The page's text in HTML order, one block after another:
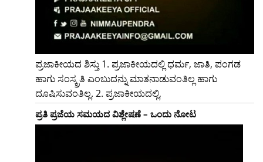
ಪ್ರಜಾಕೀಯದ ಶಿಸ್ತು 1. ಪ್ರಜಾಕೀಯದಲ್ಲಿ ಧರ್ಮ, ಜಾತಿ, ಪಂಗಡ
ಹಾಗು ಸಂಸ್ಕ್ರತಿ ಎಂಬುದನ್ನು ಮಾತನಾಡುವಂತಿಲ್ಲ ಹಾಗು
ದೂಷಿಸುವಂತಿಲ್ಲ. 2. ಪ್ರಜಾಕೀಯದಲ್ಲಿ,
ಪ್ರತಿ ಪ್ರಜೆಯ ಸಮಯದ ವಿಶ್ಲೇಷಣೆ – ಒಂದು ನೋಟ